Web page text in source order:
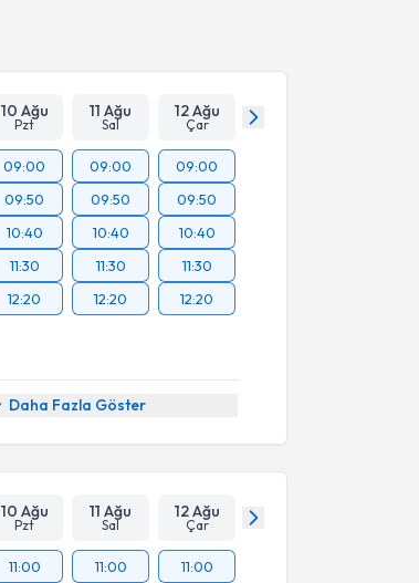
10 Ağu
Pzt
11 Ağu
Sal
12 Ağu
Çar
09:00
09:50
10:40
11:30
12:20
09:00
09:50
10:40
11:30
12:20
09:00
09:50
10:40
11:30
12:20
Daha Fazla Göster
10 Ağu
Pzt
11 Ağu
Sal
12 Ağu
Çar
11:00
11:00
11:00